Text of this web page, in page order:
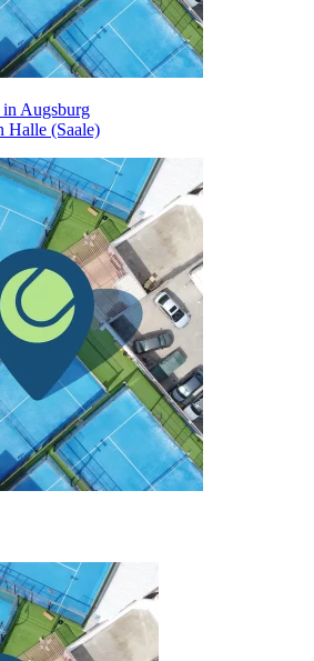
in Augsburg
Halle (Saale)